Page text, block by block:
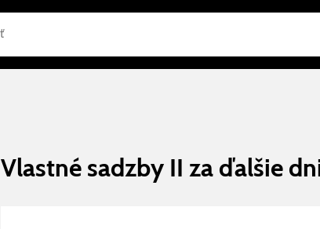
Vlastné sadzby II za ďalšie